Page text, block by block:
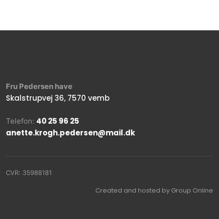
Fru Pedersen have
Skalstrupvej 36, 7570 vemb
Telefon: 40 25 96 25
​anette.krogh.pedersen@mail.dk
CVR​: 35988181
Created and hosted by Group Online